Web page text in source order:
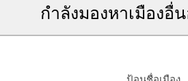
กำลังมองหาเมืองอื่